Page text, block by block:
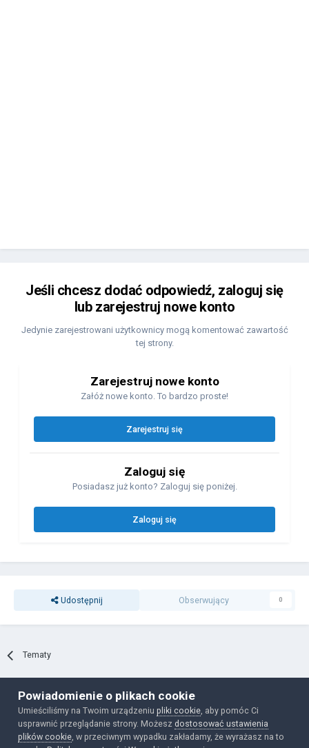
Jeśli chcesz dodać odpowiedź, zaloguj się
lub zarejestruj nowe konto
Jedynie zarejestrowani użytkownicy mogą komentować zawartość
tej strony.
Zarejestruj nowe konto
Załóż nowe konto. To bardzo proste!
Zarejestruj się
Zaloguj się
Posiadasz już konto? Zaloguj się poniżej.
Zaloguj się
Udostępnij Obserwujący 0
Tematy
Polityka prywatności Ciasteczka
Powered by Invision Community
Powiadomienie o plikach cookie
Umieściliśmy na Twoim urządzeniupliki cookie , aby pomóc Ci
usprawnić przeglądanie strony. Możesz dostosować ustawienia
plików cookie , w przeciwnym wypadku zakładamy, że wyrażasz na to